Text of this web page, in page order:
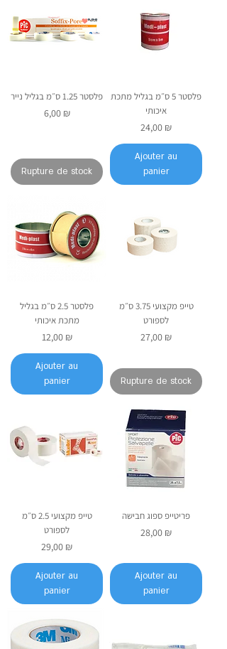
פלסטר 1.25 ס״מ בגליל נייר
Prix
6,00 ₪
Rupture de stock
פלסטר 5 ס״מ בגליל מתכת
איכותי
Prix
24,00 ₪
Ajouter au
panier
פלסטר 2.5 ס״מ בגליל
מתכת איכותי
Prix
12,00 ₪
Ajouter au
panier
טייפ מקצועי 3.75 ס״מ
לספורט
Prix
27,00 ₪
Rupture de stock
טייפ מקצועי 2.5 ס״מ
לספורט
Prix
29,00 ₪
Ajouter au
panier
פריטייפ ספוג חבישה
Prix
28,00 ₪
Ajouter au
panier